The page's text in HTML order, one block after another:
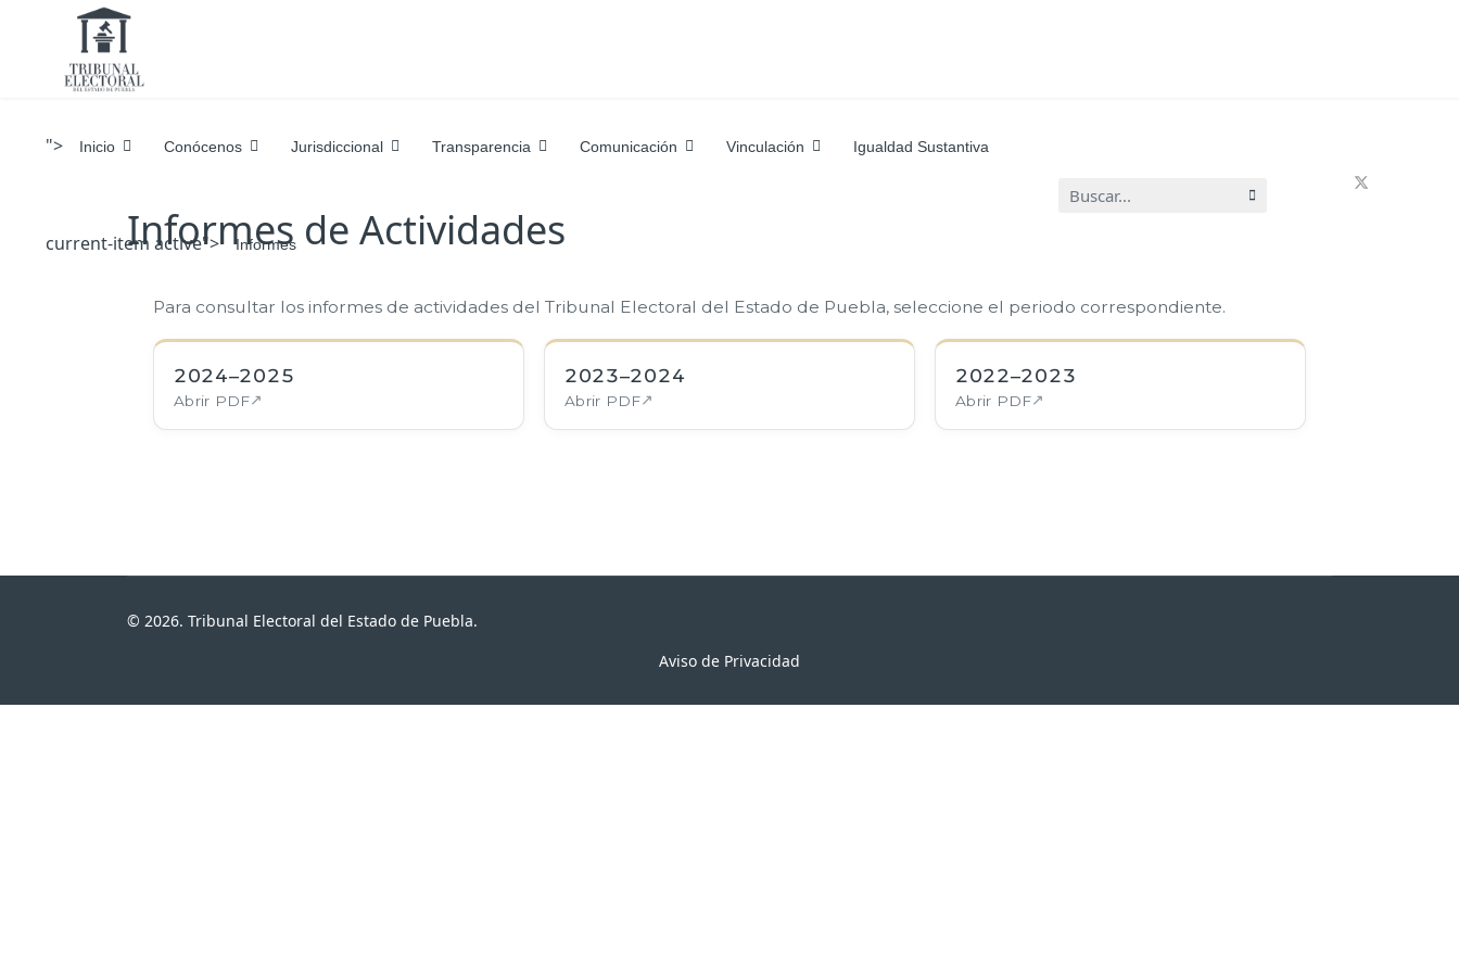
"> Inicio Conócenos Jurisdiccional Transparencia Comunicación Vinculación Igualdad Sustantiva
current-item active"> Informes
Buscar...
Informes de Actividades
Para consultar los informes de actividades del Tribunal Electoral del Estado de Puebla, seleccione el periodo correspondiente.
2024–2025
Abrir PDF
2023–2024
Abrir PDF
2022–2023
Abrir PDF
© 2026. Tribunal Electoral del Estado de Puebla.
Aviso de Privacidad